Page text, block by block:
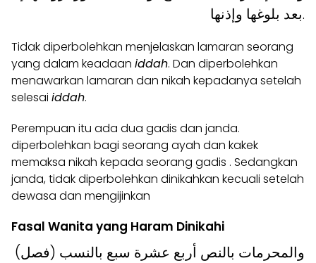
بعد بلوغها وإذنها.
Tidak diperbolehkan menjelaskan lamaran seorang
yang dalam keadaan iddah. Dan diperbolehkan
menawarkan lamaran dan nikah kepadanya setelah
selesai iddah.
Perempuan itu ada dua gadis dan janda.
diperbolehkan bagi seorang ayah dan kakek
memaksa nikah kepada seorang gadis . Sedangkan
janda, tidak diperbolehkan dinikahkan kecuali setelah
dewasa dan mengijinkan
Fasal Wanita yang Haram Dinikahi
(فصل) والمحرمات بالنص أربع عشرة سبع بالنسب